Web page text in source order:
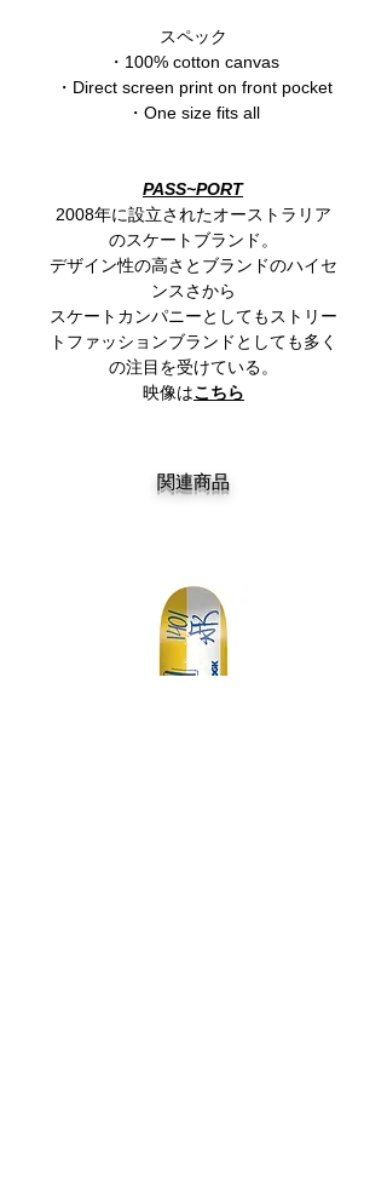
スペック
・100% cotton canvas
・Direct screen print on front pocket
・One size fits all
PASS~PORT
2008年に設立されたオーストラリア
のスケートブランド。
デザイン性の高さとブランドのハイセ
ンスさから
スケートカンパニーとしてもストリー
トファッションブランドとしても多く
の注目を受けている。
映像はこちら
関連商品